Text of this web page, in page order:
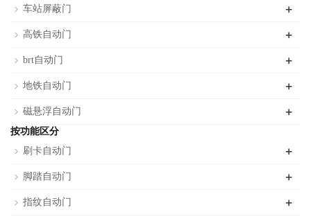
车站屏蔽门 +
高铁自动门 +
brt自动门 +
地铁自动门 +
磁悬浮自动门 +
按功能区分
刷卡自动门
+
脚踏自动门 +
指纹自动门 +